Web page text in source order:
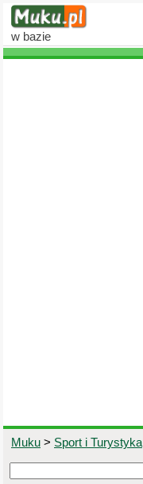
w bazie
Muku > Sport i Turystyka